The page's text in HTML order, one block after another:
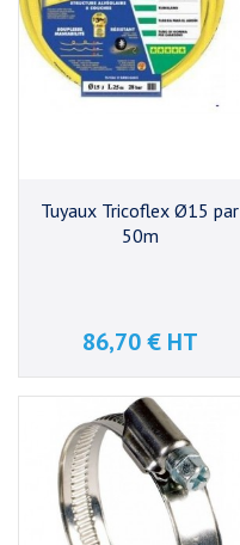
Tuyaux Tricoflex Ø15 par
50m
Prix
86,70 € HT